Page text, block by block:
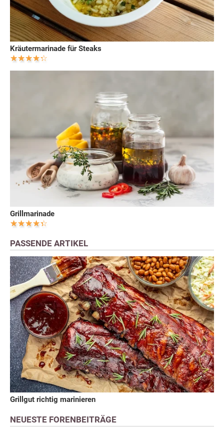
Kräutermarinade für Steaks
Grillmarinade
PASSENDE ARTIKEL
Grillgut richtig marinieren
NEUESTE FORENBEITRÄGE